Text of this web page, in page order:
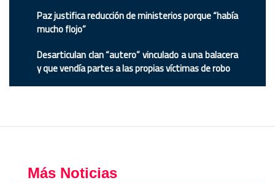
Paz justifica reducción de ministerios porque “había
mucho flojo”
Desarticulan clan “autero” vinculado a una balacera
y que vendía partes a las propias víctimas de robo
Más Noticias